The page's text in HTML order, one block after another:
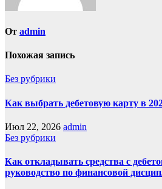
От admin
Похожая запись
Без рубрики
Как выбрать дебетовую карту в
Июл 22, 2026 admin
Без рубрики
Как откладывать средства с
руководство по финансовой